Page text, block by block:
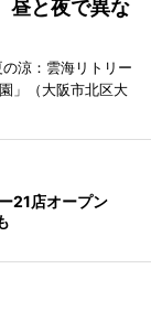
昼と夜で異な
涼：雲海リトリー
」（大阪市北区大
21店オープン